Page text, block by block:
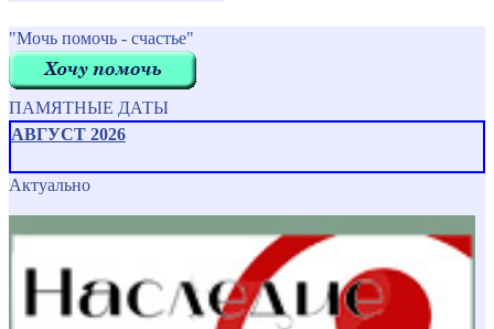
"Мочь помочь - счастье"
ПАМЯТНЫЕ ДАТЫ
АВГУСТ 2026
Актуально